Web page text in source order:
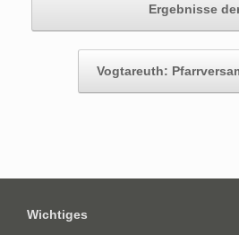
Ergebnisse
Vogtareuth:
Wichtiges